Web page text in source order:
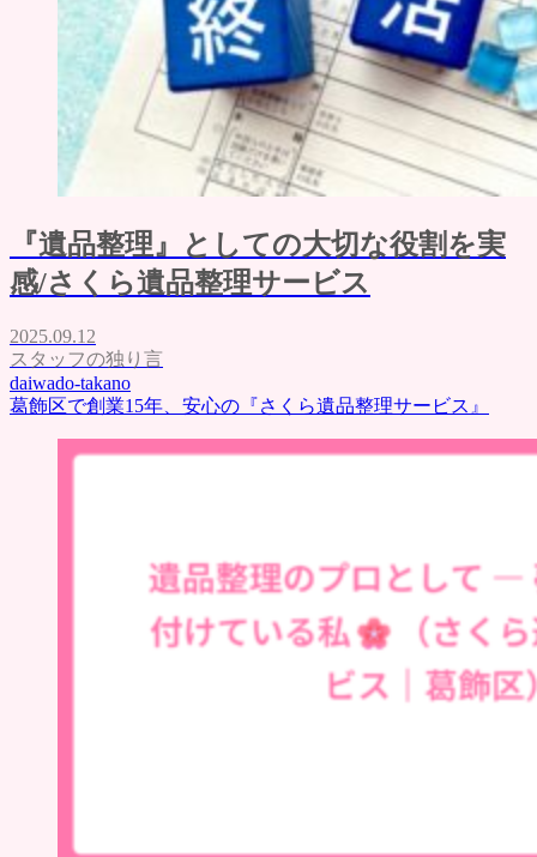
『遺品整理』としての大切な役割を実
感/さくら遺品整理サービス
2025.09.12
スタッフの独り言
daiwado-takano
葛飾区で創業15年、安心の『さくら遺品整理サービス』